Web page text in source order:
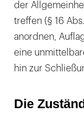
der
treffen (§ 16
anordnen,
eine
hin zur
Die